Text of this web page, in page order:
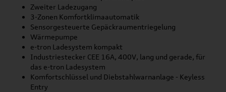
Zweiter Ladezugang
3-Zonen Komfortklimaautomatik
Sensorgesteuerte Gepäckraumentriegelung
Wärmepumpe
e-tron Ladesystem kompakt
Industriestecker CEE 16A, 400V, lang und gerade, für
das e-tron Ladesystem
Komfortschlüssel und Diebstahlwarnanlage - Keyless
Entry